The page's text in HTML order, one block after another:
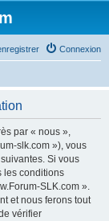
Connexion
par « nous »,
slk.com »), vous
Si vous
les conditions
SLK.com ».
et nous ferons tout
vérifier